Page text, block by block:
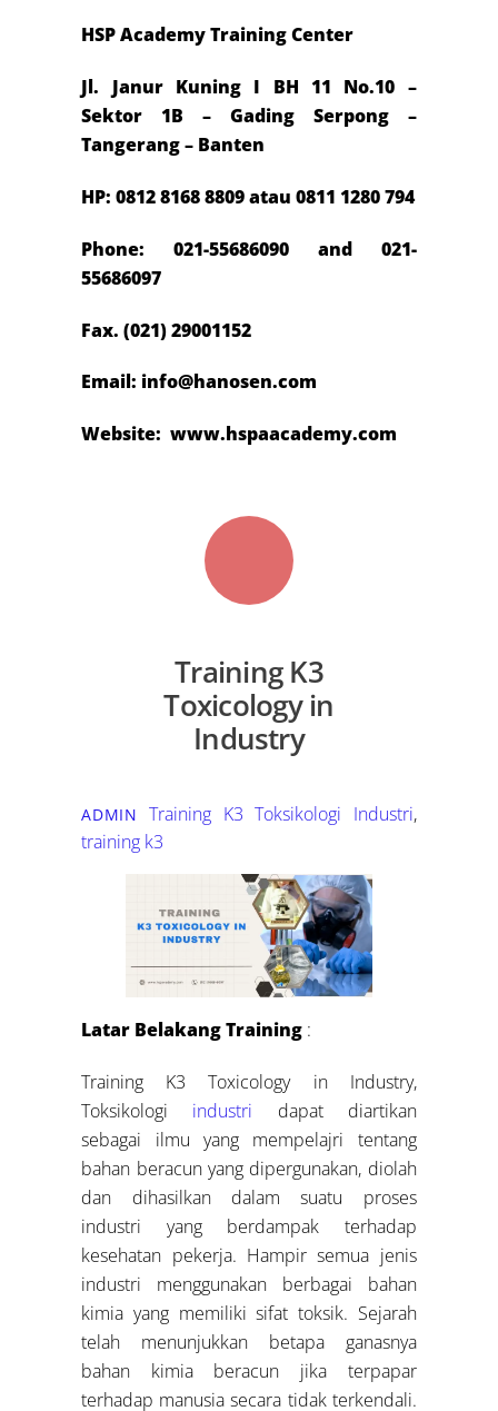
HSP Academy Training Center
Jl. Janur Kuning I BH 11 No.10 –
Sektor 1B – Gading Serpong –
Tangerang – Banten
HP: 0812 8168 8809 atau 0811 1280 794
Phone: 021-55686090 and 021-
55686097
Fax. (021) 29001152
Email: info@hanosen.com
Website: www.hspaacademy.com
Training K3
Toxicology in
Industry
ADMIN Training K3 Toksikologi Industri,
training k3
Latar Belakang Training :
Training K3 Toxicology in Industry,
Toksikologi industri dapat diartikan
sebagai ilmu yang mempelajri tentang
bahan beracun yang dipergunakan, diolah
dan dihasilkan dalam suatu proses
industri yang berdampak terhadap
kesehatan pekerja. Hampir semua jenis
industri menggunakan berbagai bahan
kimia yang memiliki sifat toksik. Sejarah
telah menunjukkan betapa ganasnya
bahan kimia beracun jika terpapar
terhadap manusia secara tidak terkendali.